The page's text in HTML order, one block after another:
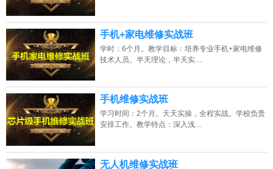
手机+家电维修实战班
学时：6个月。教学目标：培养专业手机+家电维修
技术人员。半天理论，半天实…
手机维修实战班
学习时间：2个月。天天实操，全程实战。学校负责
安排工作。教学特点：深入浅…
无人机维修实战班